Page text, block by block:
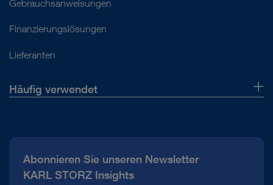
Gebrauchsanweisungen
Finanzierungslösungen
Lieferanten
Häufig verwendet
Compliance Hotline
Abonnieren Sie unseren Newsletter
KARL STORZ Insights